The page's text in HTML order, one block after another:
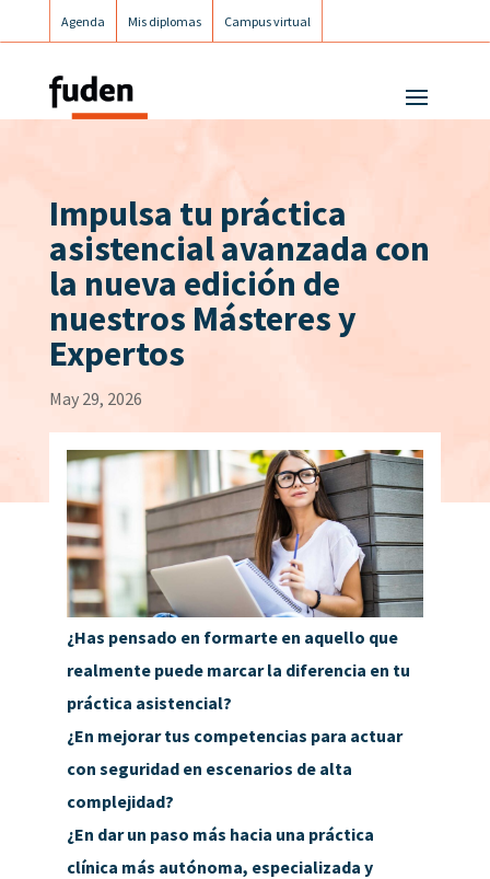
Agenda Mis diplomas Campus virtual
Impulsa tu práctica
asistencial avanzada con
la nueva edición de
nuestros Másteres y
Expertos
May 29, 2026
¿Has pensado en formarte en aquello que
realmente puede marcar la diferencia en tu
práctica asistencial?
¿En mejorar tus competencias para actuar
con seguridad en escenarios de alta
complejidad?
¿En dar un paso más hacia una práctica
clínica más autónoma, especializada y